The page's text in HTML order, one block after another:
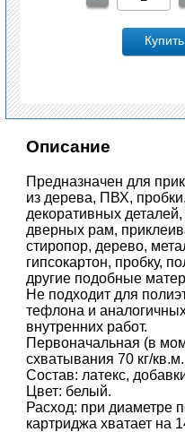
Описание
Предназначен для
из дерева, ПВХ,
декоративных
дверных рам,
стиропор, дерево,
гипсокартон, пробку,
другие подобные
Не подходит для
тефлона и
внутренних работ.
Первоначальная (в
схватывания 70 кг/кв.м.
Состав: латекс,
Цвет: белый.
Расход: при диаметре
картриджа хватает на